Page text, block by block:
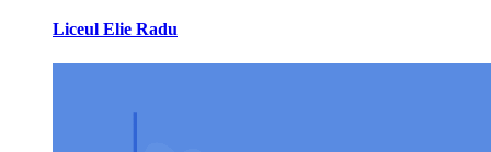
Liceul Elie Radu